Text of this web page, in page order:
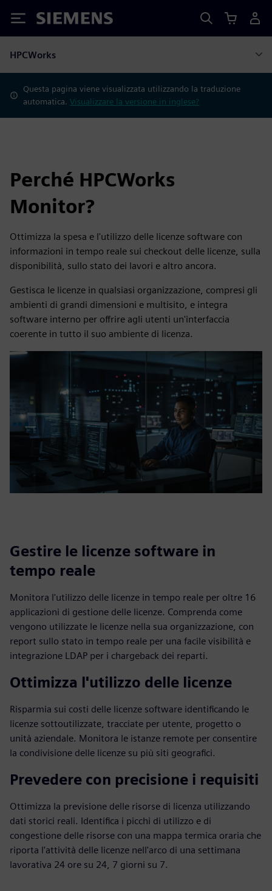
Siemens
HPCWorks
Questa pagina viene visualizzata utilizzando la traduzione
automatica.Visualizzare la versione in inglese?
Perché HPCWorks
Monitor?
Ottimizza la spesa e l'utilizzo delle licenze software con
informazioni in tempo reale sui checkout delle licenze, sulla
disponibilità, sullo stato dei lavori e altro ancora.
Gestisca le licenze in qualsiasi organizzazione, compresi gli
ambienti di grandi dimensioni e multisito, e integra
software interno per offrire agli utenti un'interfaccia
coerente in tutto il suo ambiente di licenza.
Gestire le licenze software in
tempo reale
Monitora l'utilizzo delle licenze in tempo reale per oltre 16
applicazioni di gestione delle licenze. Comprenda come
vengono utilizzate le licenze nella sua organizzazione, con
report sullo stato in tempo reale per una facile visibilità e
integrazione LDAP per i chargeback dei reparti.
Ottimizza l'utilizzo delle licenze
Risparmia sui costi delle licenze software identificando le
licenze sottoutilizzate, tracciate per utente, progetto o
unità aziendale. Monitora le istanze remote per consentire
la condivisione delle licenze su più siti geografici.
Prevedere con precisione i requisiti
Ottimizza la previsione delle risorse di licenza utilizzando
dati storici reali. Identifica i picchi di utilizzo e di
congestione delle risorse con una mappa termica oraria che
riporta l'attività delle licenze nell'arco di una settimana
lavorativa 24 ore su 24, 7 giorni su 7.